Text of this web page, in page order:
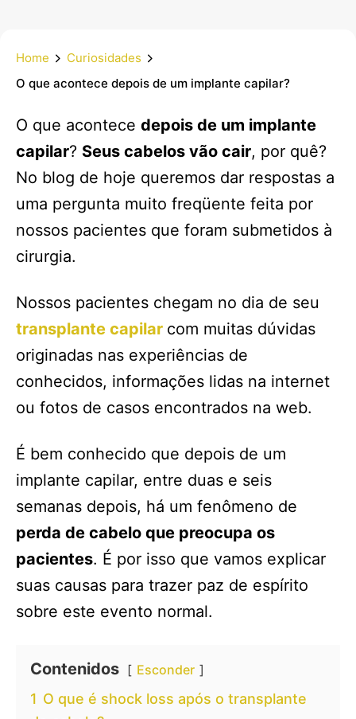
Home
Curiosidades
O que acontece depois de um implante capilar?
O que acontece depois de um implante
capilar? Seus cabelos vão cair, por quê?
No blog de hoje queremos dar respostas a
uma pergunta muito freqüente feita por
nossos pacientes que foram submetidos à
cirurgia.
Nossos pacientes chegam no dia de seu
transplante capilar com muitas dúvidas
originadas nas experiências de
conhecidos, informações lidas na internet
ou fotos de casos encontrados na web.
É bem conhecido que depois de um
implante capilar, entre duas e seis
semanas depois, há um fenômeno de
perda de cabelo que preocupa os
pacientes. É por isso que vamos explicar
suas causas para trazer paz de espírito
sobre este evento normal.
Contenidos Esconder
1 O que é shock loss após o transplante